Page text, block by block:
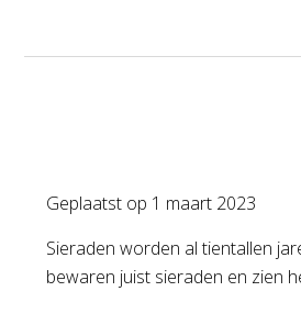
Geplaatst op 1 maart 2023
Sieraden worden al tientallen
bewaren juist sieraden en zien